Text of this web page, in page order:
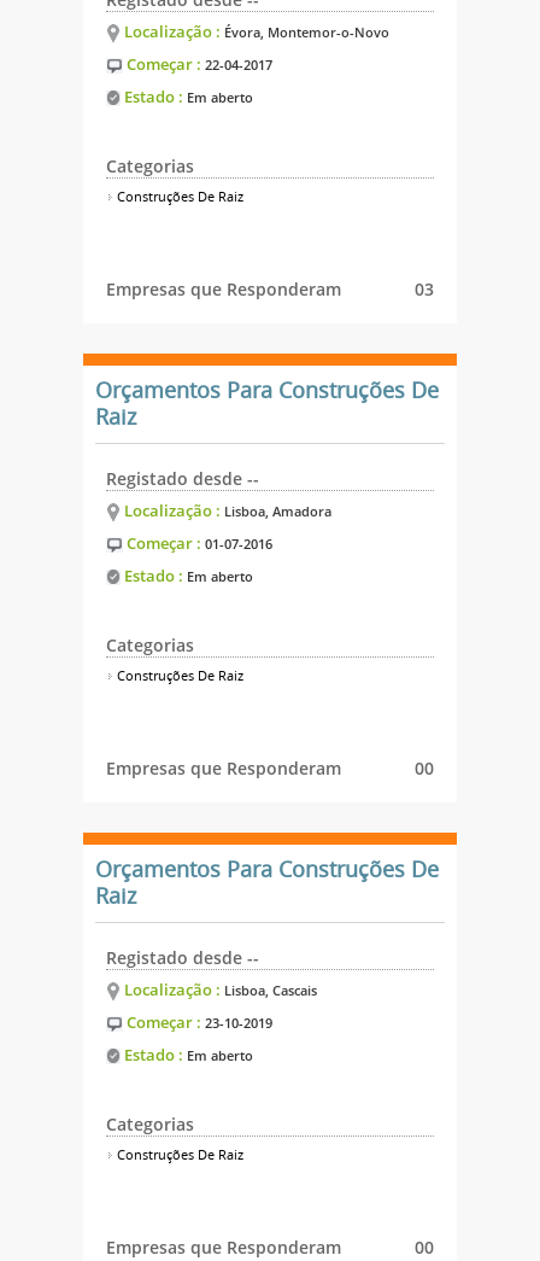
Localização : Évora, Montemor-o-Novo
Começar : 22-04-2017
Estado : Em aberto
Categorias
Construções De Raiz
Empresas que Responderam 03
Orçamentos Para Construções De
Raiz
Registado desde --
Localização : Lisboa, Amadora
Começar : 01-07-2016
Estado : Em aberto
Categorias
Construções De Raiz
Empresas que Responderam 00
Orçamentos Para Construções De
Raiz
Registado desde --
Localização : Lisboa, Cascais
Começar : 23-10-2019
Estado : Em aberto
Categorias
Construções De Raiz
Empresas que Responderam 00